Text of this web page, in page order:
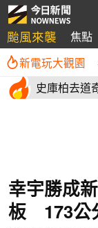
颱風來襲 焦點
新電玩大觀園
史庫柏去道
幸宇勝成
板 173公